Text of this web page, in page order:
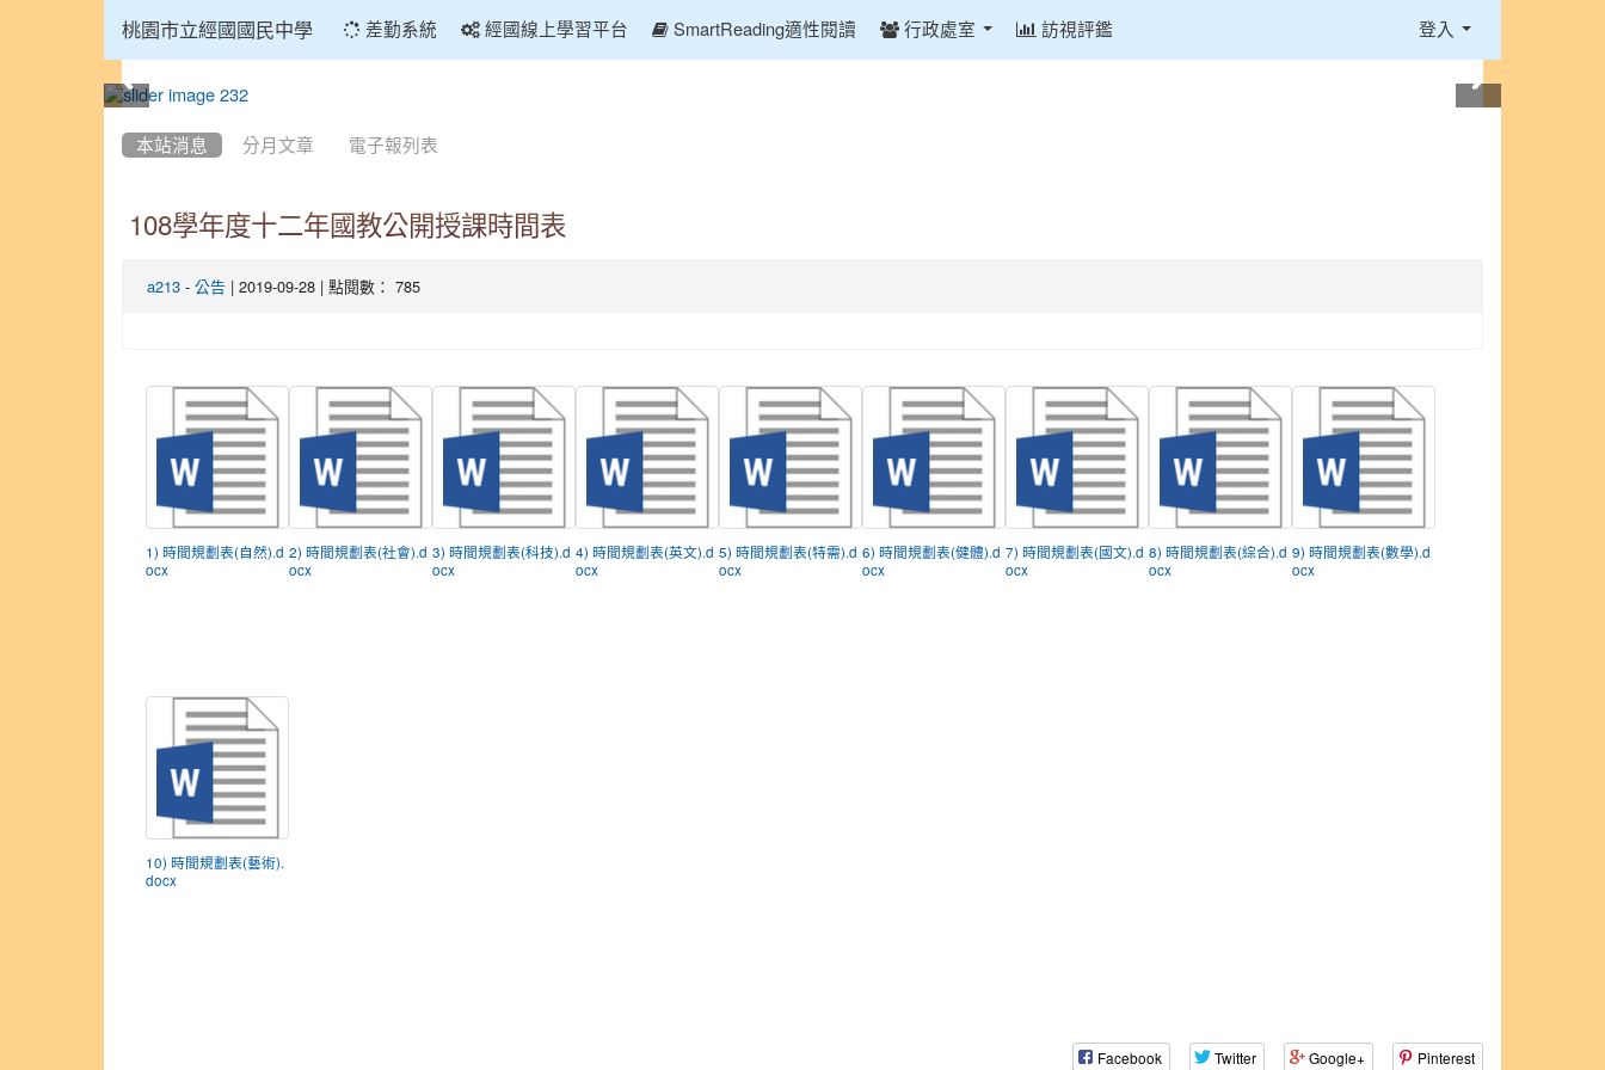
桃園市立經國國民中學 差勤系統 經國線上學習平台 SmartReading適性閱讀 行政處室 訪視評鑑 登入
本站消息 分月文章 電子報列表
108學年度十二年國教公開授課時間表
a213 - 公告 | 2019-09-28 | 點閱數： 785
1) 時間規劃表(自然).d
ocx
2) 時間規劃表(社會).d
ocx
3) 時間規劃表(科技).d
ocx
4) 時間規劃表(英文).d
ocx
5) 時間規劃表(特需).d
ocx
6) 時間規劃表(健體).d
ocx
7) 時間規劃表(國文).d
ocx
8) 時間規劃表(綜合).d
ocx
9) 時間規劃表(數學).d
ocx
10) 時間規劃表(藝術).
docx
Facebook Twitter Google+ Pinterest